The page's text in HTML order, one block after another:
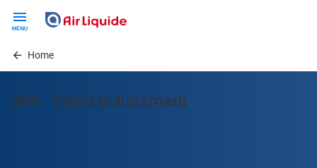
contentHome
404 - Sayfa bulunamadı